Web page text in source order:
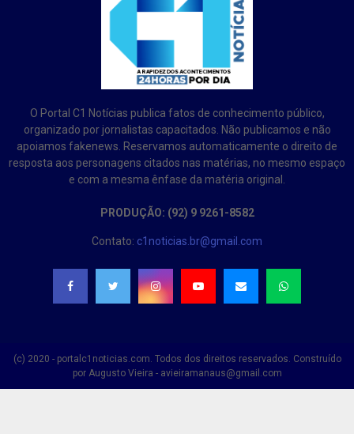
O Portal C1 Notícias publica fatos de conhecimento público,
organizado por jornalistas capacitados. Não publicamos e não
apoiamos fakenews. Reservamos automaticamente o direito de
resposta aos personagens citados nas matérias, no mesmo espaço
e com a mesma ênfase da matéria original.
PRODUÇÃO: (92) 9 9261-8582
Contato: c1noticias.br@gmail.com
(c) 2020 - portalc1noticias.com. Todos dos direitos reservados. Construído
por Augusto Vieira - avieiramanaus@gmail.com